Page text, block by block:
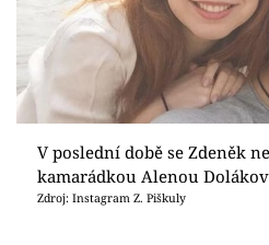
Sex a vztahy
Videa
Sledujte prima+
Přihlášení
V poslední době se Zdeněk
kamarádkou Alenou
Zdroj: Instagram Z. Piškuly